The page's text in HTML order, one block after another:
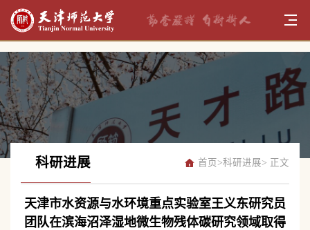
科研进展 首页 >科研进展> 正文
天津市水资源与水环境重点实验室王义东研究员
团队在滨海沼泽湿地微生物残体碳研究领域取得